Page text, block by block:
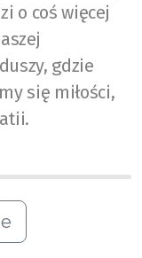
o coś więcej
gdzie
się miłości,